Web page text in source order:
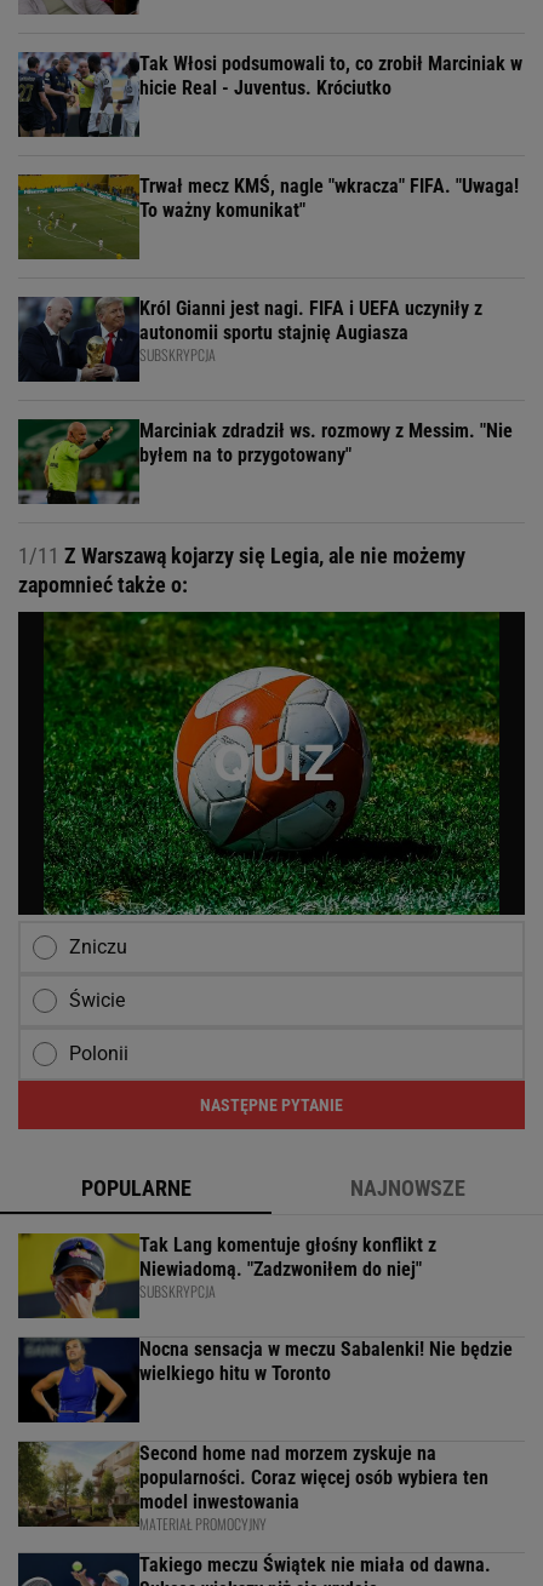
Tak Włosi podsumowali to, co zrobił Marciniak w
hicie Real - Juventus. Króciutko
Trwał mecz KMŚ, nagle "wkracza" FIFA. "Uwaga!
To ważny komunikat"
Król Gianni jest nagi. FIFA i UEFA uczyniły z
autonomii sportu stajnię Augiasza
SUBSKRYPCJA
Marciniak zdradził ws. rozmowy z Messim. "Nie
byłem na to przygotowany"
1/11 Z Warszawą kojarzy się Legia, ale nie możemy
zapomnieć także o:
Zniczu
Świcie
Polonii
NASTĘPNE PYTANIE
POPULARNE NAJNOWSZE
Tak Lang komentuje głośny konflikt z
Niewiadomą. "Zadzwoniłem do niej"
SUBSKRYPCJA
Nocna sensacja w meczu Sabalenki! Nie będzie
wielkiego hitu w Toronto
Second home nad morzem zyskuje na
popularności. Coraz więcej osób wybiera ten
model inwestowania
MATERIAŁ PROMOCYJNY
Takiego meczu Świątek nie miała od dawna.